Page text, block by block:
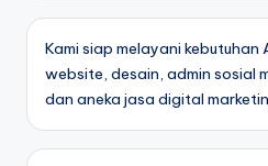
Kami siap melayani
website, desain, admin sosial
dan aneka jasa digital